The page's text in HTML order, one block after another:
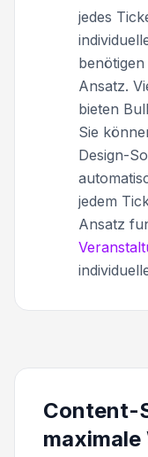
jedes
Ansatz.
bieten
Sie
Design-
jedem
Ansatz
Content-